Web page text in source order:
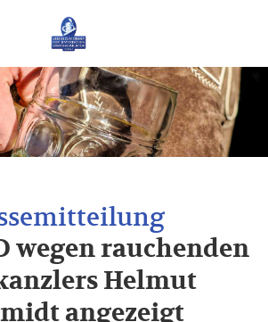
wegen rauchenden
Helmut
angezeigt